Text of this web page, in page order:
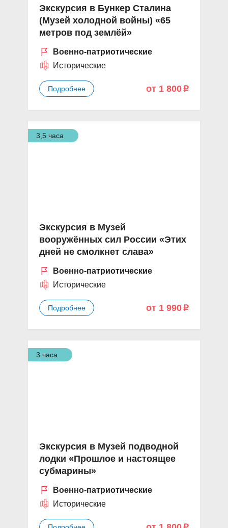
Экскурсия в Бункер Сталина
(Музей холодной войны) «65
метров под землёй»
Военно-патриотические
Исторические
Подробнее от 1 800 p
3,5 часа
Экскурсия в Музей
вооружённых сил России «Этих
дней не смолкнет слава»
Военно-патриотические
Исторические
Подробнее от 1 990 p
3 часа
Экскурсия в Музей подводной
лодки «Прошлое и настоящее
субмарины»
Военно-патриотические
Исторические